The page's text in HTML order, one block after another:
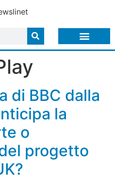
di BBC dalla
la
o
progetto